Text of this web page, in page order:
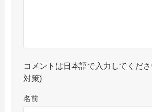
コメントは日本語で入力してくだ
対策)
名前